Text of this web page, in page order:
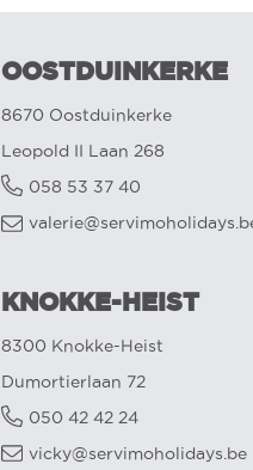
OOSTDUINKERKE
8670 Oostduinkerke
Leopold II Laan 268
058 53 37 40
KNOKKE-HEIST
8300 Knokke-Heist
Dumortierlaan 72
050 42 42 24
vicky@servimoholidays.be